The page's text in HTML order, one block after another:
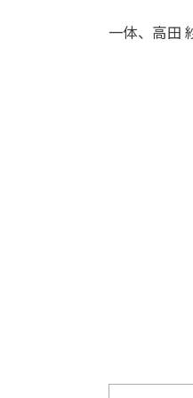
一体、高田